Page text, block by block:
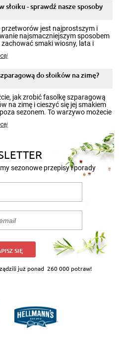
słoiku - sprawdź nasze sposoby
przetworów jest najprostszym i
najsmaczniejszym sposobem
zachować smaki wiosny, lata i
by cieszyć nimi oko w sezonie
atmosferę cieplejszych
Przygotowanie słoików ze
pozwolą zachować świeżość
do słoików na zimę?
jak zrobić fasolkę szparagową
na zimę i cieszyć się jej smakiem
sezonem. To warzywo możecie
sezonowe przepisy i porady
SIĘ
już ponad 260 000 potraw!